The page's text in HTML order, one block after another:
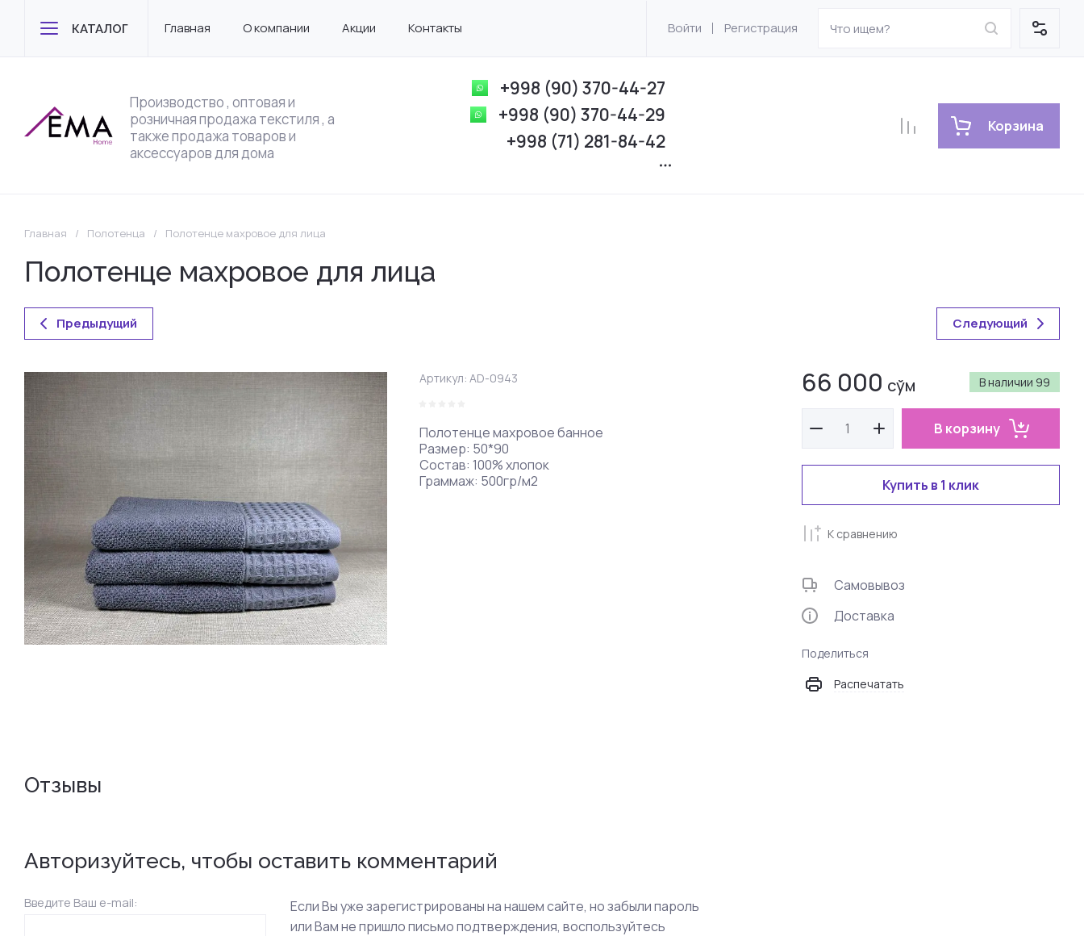
КАТАЛОГ Главная О компании Акции Контакты Войти Регистрация
Производство , оптовая и
розничная продажа текстиля , а
также продажа товаров и
аксессуаров для дома
+998 (90) 370-44-27
+998 (90) 370-44-29
+998 (71) 281-84-42
Корзина
Главная / Полотенца / Полотенце махровое для лица
Полотенце махровое для лица
Предыдущий Следующий
Артикул: AD-0943
Полотенце махровое банное
Размер: 50*90
Состав: 100% хлопок
Граммаж: 500гр/м2
В наличии 99
66 000 сўм
В корзину
Купить в 1 клик
К сравнению
Самовывоз
Доставка
Поделиться
Распечатать
Отзывы
Авторизуйтесь, чтобы оставить комментарий
Введите Ваш e-mail:
Если Вы уже зарегистрированы на нашем сайте, но забыли пароль
или Вам не пришло письмо подтверждения, воспользуйтесь